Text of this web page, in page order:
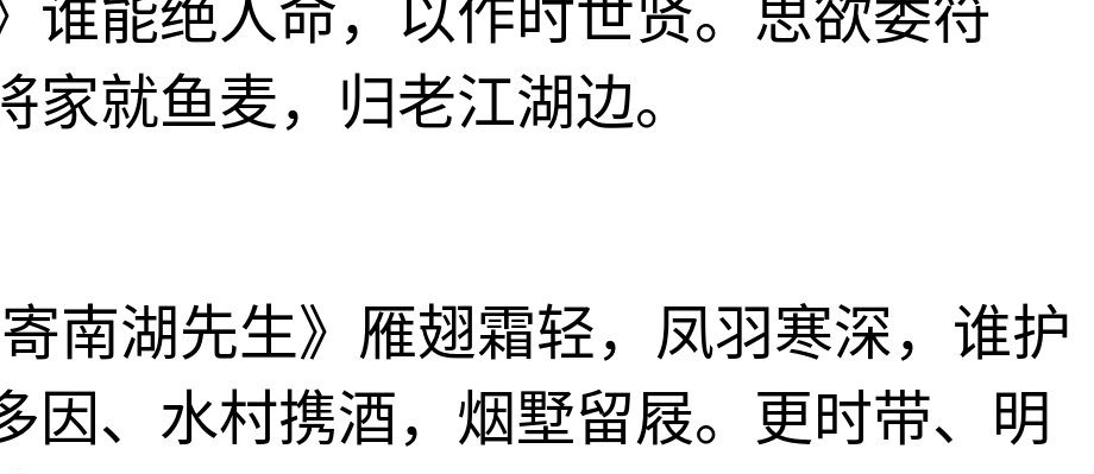
谁能绝人命，以作时世贤。思欲委符
家就鱼麦，归老江湖边。
南湖先生》雁翅霜轻，凤羽寒深，谁护
因、水村携酒，烟墅留屐。更时带、明